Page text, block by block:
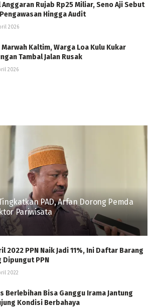
Anggaran Rujab Rp25 Miliar, Seno Aji Sebut
Hingga Audit
2026
Marwah Kaltim, Warga Loa Kulu Kukar
Tambal Jalan Rusak
2026
PAD, Arfan Dorong Pemda
Pariwisata
2022 PPN Naik Jadi 11%, Ini Daftar Barang
Dipungut PPN
2022
Berlebihan Bisa Ganggu Irama Jantung
Kondisi Berbahaya